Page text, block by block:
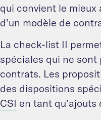
qui convient le mieux
d’un modèle de
La check-list II
spéciales qui ne sont
contrats. Les
des dispositions
CSI en tant